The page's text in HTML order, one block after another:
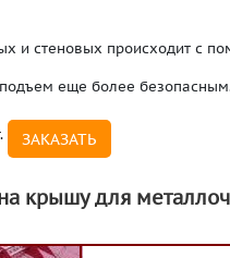
и стеновых происходит с
еще более
ЗАКАЗАТЬ
крышу для